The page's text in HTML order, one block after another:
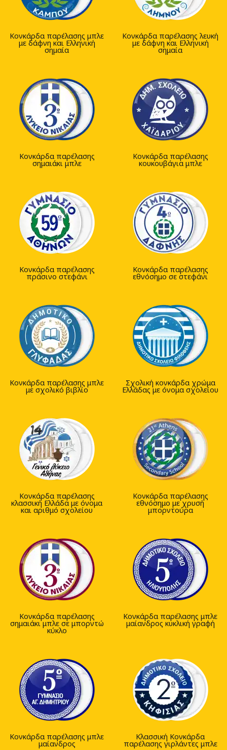
Κονκάρδα παρέλασης μπλε
με δάφνη και Ελληνική
σημαία
Κονκάρδα παρέλασης λευκή
με δάφνη και Ελληνική
σημαία
Κονκάρδα παρέλασης
σημαιάκι μπλε
Κονκάρδα παρέλασης
κουκουβάγια μπλε
Κονκάρδα παρέλασης
πράσινο στεφάνι
Κονκάρδα παρέλασης
εθνόσημο σε στεφάνι
Κονκάρδα παρέλασης μπλε
με σχολικό βιβλίο
Σχολική κονκάρδα χρώμα
Ελλάδας με όνομα σχολείου
Κονκάρδα παρέλασης
κλασσική Ελλάδα με όνομα
και αριθμό σχολείου
Κονκάρδα παρέλασης
εθνόσημο με χρυσή
μπορντούρα
Κονκάρδα παρέλασης
σημαιάκι μπλε σε μπορντώ
κύκλο
Κονκάρδα παρέλασης μπλε
μαίανδρος κυκλική γραφή
Κονκάρδα παρέλασης μπλε
μαίανδρος
Κλασσική Κονκάρδα
παρέλασης γιρλάντες μπλε